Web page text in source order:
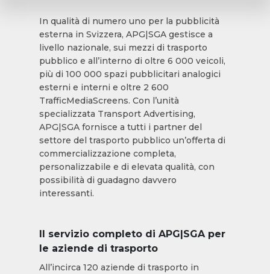
In qualità di numero uno per la pubblicità
esterna in Svizzera, APG|SGA gestisce a
livello nazionale, sui mezzi di trasporto
pubblico e all’interno di oltre 6 000 veicoli,
più di 100 000 spazi pubblicitari analogici
esterni e interni e oltre 2 600
TrafficMediaScreens. Con l’unità
specializzata Transport Advertising,
APG|SGA fornisce a tutti i partner del
settore del trasporto pubblico un’offerta di
commercializzazione completa,
personalizzabile e di elevata qualità, con
possibilità di guadagno davvero
interessanti.
Il servizio completo di APG|SGA per
le aziende di trasporto
All’incirca 120 aziende di trasporto in